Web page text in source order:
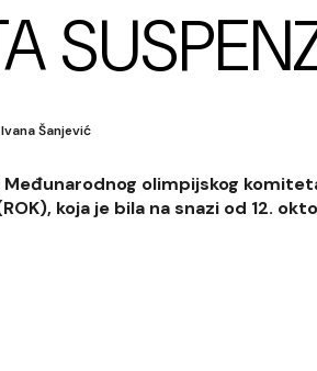
Ivana Šanjević
olimpijskog
koja je bila na snazi od 12.